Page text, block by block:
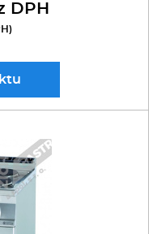
DPH